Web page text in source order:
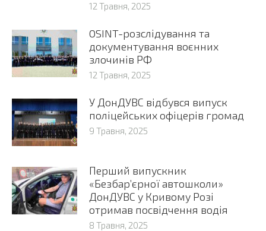
12 Травня, 2025
OSINT-розслідування та
документування воєнних
злочинів РФ
12 Травня, 2025
У ДонДУВС відбувся випуск
поліцейських офіцерів громад
9 Травня, 2025
Перший випускник
«Безбар’єрної автошколи»
ДонДУВС у Кривому Розі
отримав посвідчення водія
8 Травня, 2025